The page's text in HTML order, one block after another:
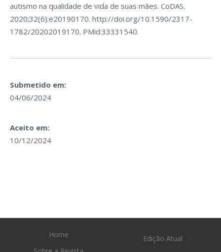
autismo na qualidade de vida de suas mães. CoDAS.
2020;32(6):e20190170. http://doi.org/10.1590/2317-
1782/20202019170. PMid:33331540.
Submetido em:
04/06/2024
Aceito em:
10/12/2024
Home
Edição Atual